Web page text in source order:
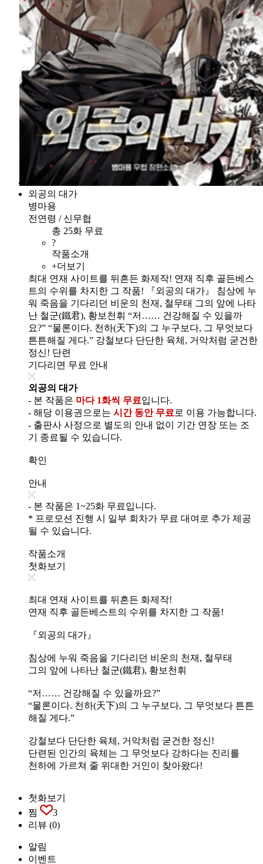
외공의 대가
병마용
전연령 / 신무협
총 25화 무료
?
작품소개
+더보기
최대 연재 사이트를 뒤흔든 화제작! 연재 직후 골든베스
트의 수위를 차지한 그 작품! 『외공의 대가』 침상에 누
워 죽음을 기다리던 비운의 천재, 철무태 그의 앞에 나타
난 철군(鐵君), 황보천휘 “저…… 건강해질 수 있을까
요?” “물론이다. 천하(天下)의 그 누구보다, 그 무엇보다
튼튼해질 게다.” 강철보다 단단한 육체, 거악처럼 굳건한
정신! 단련
기다리면 무료 안내
외공의 대가
- 본 작품은 마다 1화씩 무료입니다.
- 해당 이용권으로는 시간 동안 무료 로 이용 가능합니다.
- 출판사 사정으로 별도의 안내 없이 기간 연장 또는 조
기 종료될 수 있습니다.
확인
안내
- 본 작품은 1~25화 무료입니다.
* 프로모션 진행 시 일부 회차가 무료 대여로 추가 제공
될 수 있습니다.
작품소개
첫화보기
최대 연재 사이트를 뒤흔든 화제작!
연재 직후 골든베스트의 수위를 차지한 그 작품!
『외공의 대가』
침상에 누워 죽음을 기다리던 비운의 천재, 철무태
그의 앞에 나타난 철군(鐵君), 황보천휘
“저…… 건강해질 수 있을까요?”
“물론이다. 천하(天下)의 그 누구보다, 그 무엇보다 튼튼
해질 게다.”
강철보다 단단한 육체, 거악처럼 굳건한 정신!
단련된 인간의 육체는 그 무엇보다 강하다는 진리를
천하에 가르쳐 줄 위대한 거인이 찾아왔다!
첫화보기
찜
3
리뷰 (0)
알림
이벤트